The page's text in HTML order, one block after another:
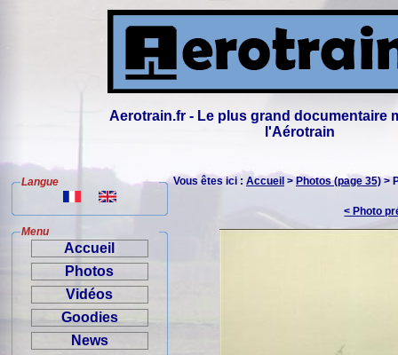
Aerotrain.fr - Le plus grand documentaire
l'Aérotrain
Langue
Menu
Accueil
Photos
Vidéos
Goodies
News
Vous êtes ici : Accueil > Photos (page 35) >
< Photo